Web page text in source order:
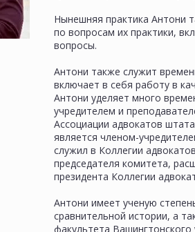
Нынешняя практика Антони
по вопросам их практики,
вопросы.
Антони также служит
включает в себя работу в
Антони уделяет много
учредителем и
Ассоциации адвокатов
является членом-
служил в Коллегии
председателя комитета,
президента Коллегии
Антони имеет ученую
сравнительной истории, а
факультета